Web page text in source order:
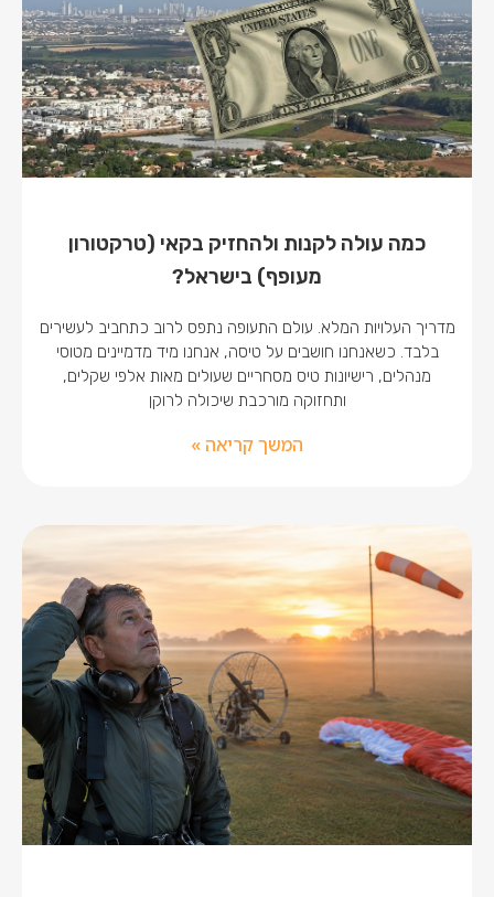
כמה עולה לקנות ולהחזיק בקאי (טרקטורון
מעופף) בישראל?
מדריך העלויות המלא. עולם התעופה נתפס לרוב כתחביב לעשירים
בלבד. כשאנחנו חושבים על טיסה, אנחנו מיד מדמיינים מטוסי
מנהלים, רישיונות טיס מסחריים שעולים מאות אלפי שקלים,
ותחזוקה מורכבת שיכולה לרוקן
המשך קריאה »